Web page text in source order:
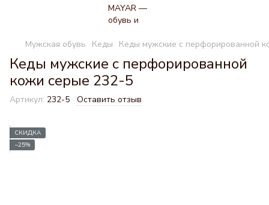
Мужская обувь Кеды Кеды мужские с перфорированной
Кеды мужские с перфорированной
кожи серые 232-5
Артикул: 232-5 Оставить отзыв
СКИДКА
−25%